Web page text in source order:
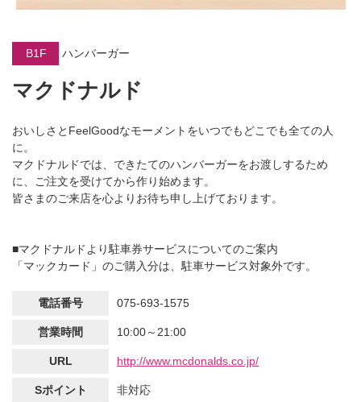
B1F ハンバーガー
マクドナルド
おいしさとFeelGoodなモーメントをいつでもどこでも全ての人
に。
マクドナルドでは、できたてのハンバーガーをお渡しするため
に、ご注文を受けてから作り始めます。
皆さまのご来店を心よりお待ち申し上げております。
■マクドナルドより駐車券サービスについてのご案内
「マックカード」のご購入分は、駐車サービス対象外です。
電話番号 075-693-1575
営業時間 10:00～21:00
URL http://www.mcdonalds.co.jp/
Sポイント 非対応